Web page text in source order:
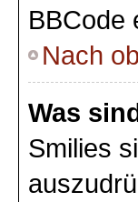
BBCode
Nach
Was
Smilies